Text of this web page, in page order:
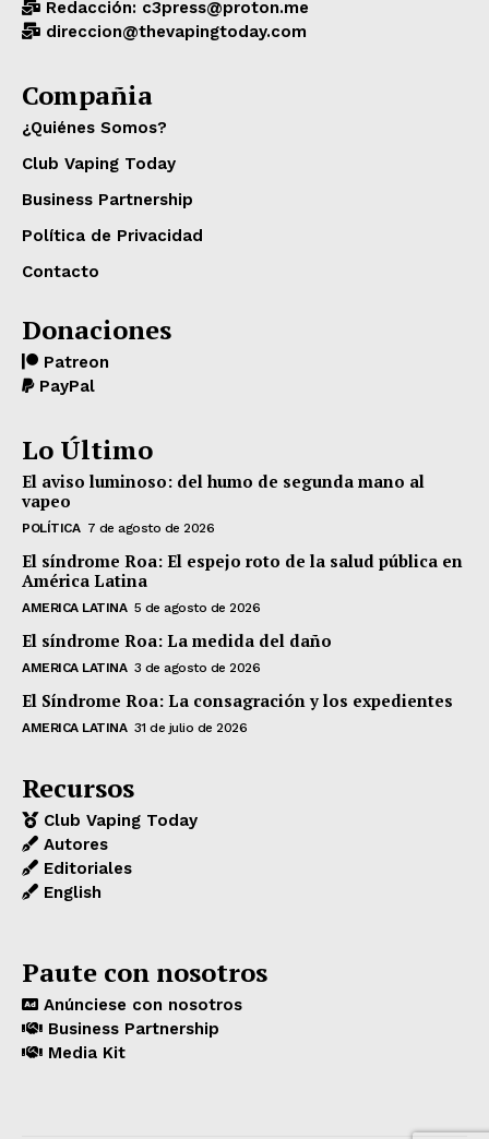
Redacción: c3press@proton.me
direccion@thevapingtoday.com
Compañia
¿Quiénes Somos?
Club Vaping Today
Business Partnership
Política de Privacidad
Contacto
Donaciones
Patreon
PayPal
Lo Último
El aviso luminoso: del humo de segunda mano al
vapeo
POLÍTICA 7 de agosto de 2026
El síndrome Roa: El espejo roto de la salud pública en
América Latina
AMERICA LATINA 5 de agosto de 2026
El síndrome Roa: La medida del daño
AMERICA LATINA 3 de agosto de 2026
El Síndrome Roa: La consagración y los expedientes
AMERICA LATINA 31 de julio de 2026
Recursos
Club Vaping Today
Autores
Editoriales
English
Paute con nosotros
Anúnciese con nosotros
Business Partnership
Media Kit